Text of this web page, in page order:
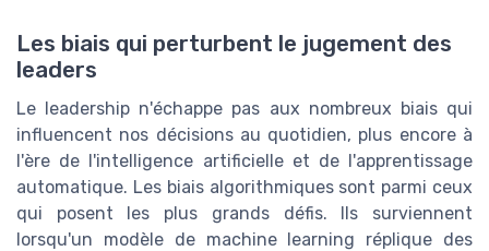
Les biais qui perturbent le jugement des
leaders
Le leadership n'échappe pas aux nombreux biais qui
influencent nos décisions au quotidien, plus encore à
l'ère de l'intelligence artificielle et de l'apprentissage
automatique. Les biais algorithmiques sont parmi ceux
qui posent les plus grands défis. Ils surviennent
lorsqu'un modèle de machine learning réplique des